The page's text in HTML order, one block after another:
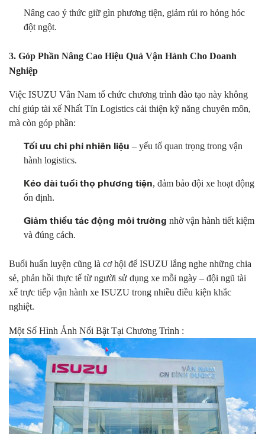
Nâng cao ý thức giữ gìn phương tiện, giảm rủi ro hỏng hóc
đột ngột.
3. Góp Phần Nâng Cao Hiệu Quả Vận Hành Cho Doanh
Nghiệp
Việc ISUZU Vân Nam tổ chức chương trình đào tạo này không
chỉ giúp tài xế Nhất Tín Logistics cải thiện kỹ năng chuyên môn,
mà còn góp phần:
Tối ưu chi phí nhiên liệu – yếu tố quan trọng trong vận
hành logistics.
Kéo dài tuổi thọ phương tiện, đảm bảo đội xe hoạt động
ổn định.
Giảm thiểu tác động môi trường nhờ vận hành tiết kiệm
và đúng cách.
Buổi huấn luyện cũng là cơ hội để ISUZU lắng nghe những chia
sẻ, phản hồi thực tế từ người sử dụng xe mỗi ngày – đội ngũ tài
xế trực tiếp vận hành xe ISUZU trong nhiều điều kiện khắc
nghiệt.
Một Số Hình Ảnh Nổi Bật Tại Chương Trình :